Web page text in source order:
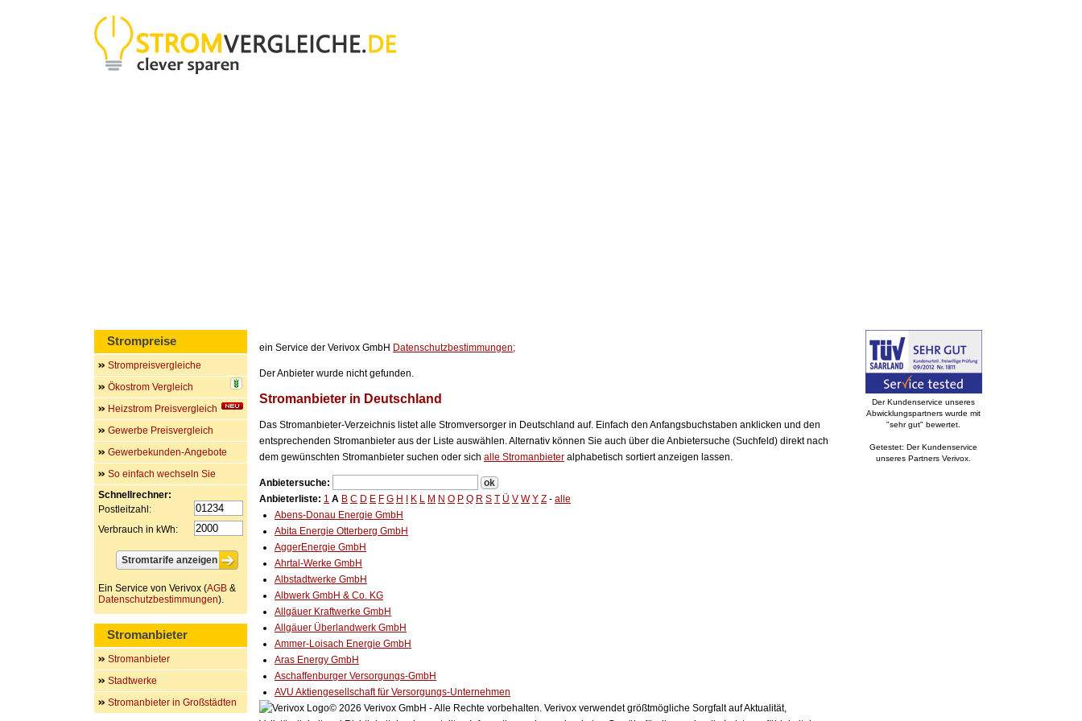
ein Service der Verivox GmbH Datenschutzbestimmungen;
Der Anbieter wurde nicht gefunden.
Stromanbieter in Deutschland
Das Stromanbieter-Verzeichnis listet alle Stromversorger in Deutschland auf. Einfach den Anfangsbuchstaben anklicken und den
entsprechenden Stromanbieter aus der Liste auswählen. Alternativ können Sie auch über die Anbietersuche (Suchfeld) direkt nach
dem gewünschten Stromanbieter suchen oder sich alle Stromanbieter alphabetisch sortiert anzeigen lassen.
Anbietersuche:
Anbieterliste: 1 A B C D E F G H K L M N O P Q R S T Ü V W Y Z - alle
Abens-Donau Energie GmbH
Abita Energie Otterberg GmbH
AggerEnergie GmbH
Ahrtal-Werke GmbH
Albstadtwerke GmbH
Albwerk GmbH & Co. KG
Allgäuer Kraftwerke GmbH
Allgäuer Überlandwerk GmbH
Ammer-Loisach Energie GmbH
Aras Energy GmbH
Aschaffenburger Versorgungs-GmbH
AVU Aktiengesellschaft für Versorgungs-Unternehmen
© 2026 Verivox GmbH - Alle Rechte vorbehalten. Verivox verwendet größtmögliche Sorgfalt auf Aktualität,
Strompreise
Strompreisvergleiche
Ökostrom Vergleich
Heizstrom Preisvergleich
Gewerbe Preisvergleich
Gewerbekunden-Angebote
So einfach wechseln Sie
Schnellrechner:
Postleitzahl:
Verbrauch in kWh:
Ein Service von Verivox (AGB &
Datenschutzbestimmungen).
Stromanbieter
Stromanbieter
Stadtwerke
Stromanbieter in Großstädten
Der Kundenservice unseres
Abwicklungspartners wurde mit
"sehr gut" bewertet.
Getestet: Der Kundenservice
unseres Partners Verivox.